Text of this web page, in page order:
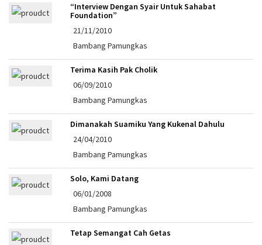
“Interview Dengan Syair Untuk Sahabat
Foundation”
21/11/2010
Bambang Pamungkas
Terima Kasih Pak Cholik
06/09/2010
Bambang Pamungkas
Dimanakah Suamiku Yang Kukenal Dahulu
24/04/2010
Bambang Pamungkas
Solo, Kami Datang
06/01/2008
Bambang Pamungkas
Tetap Semangat Cah Getas